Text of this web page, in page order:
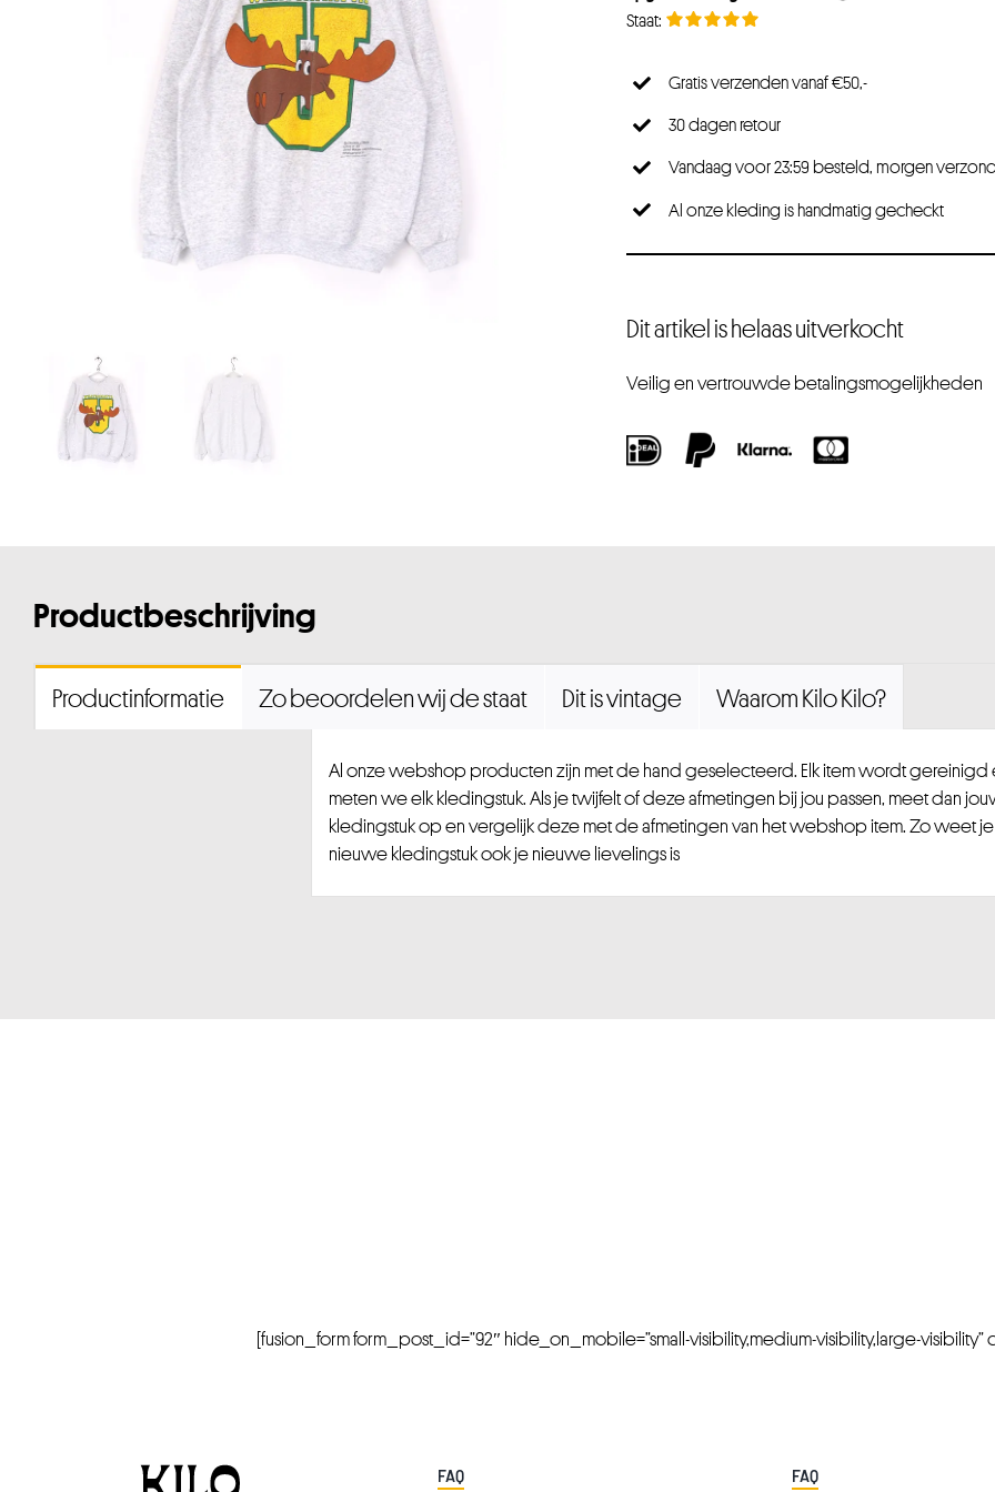
Gratis verzenden vanaf €50,-
30 dagen retour
Vandaag voor 23:59 besteld, morgen
Al onze kleding is handmatig gecheckt
Dit artikel is helaas uitverkocht
Veilig en vertrouwde betalingsmogelijkheden
Productbeschrijving
Productinformatie Zo beoordelen wij de staat Dit is vintage Waarom Kilo Kilo?
Al onze webshop producten zijn met de hand geselecteerd. Elk item wordt gereinigd
meten we elk kledingstuk. Als je twijfelt of deze afmetingen bij jou passen, meet dan
kledingstuk op en vergelijk deze met de afmetingen van het webshop item. Zo weet
nieuwe kledingstuk ook je nieuwe lievelings is
[fusion_form form_post_id=”92″ hide_on_mobile=”small-visibility,medium-visibility,large-visibility”
FAQ FAQ